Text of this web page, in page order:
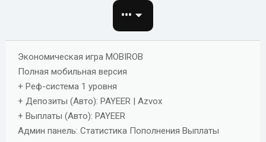
н
и
я
•••
Экономическая игра MOBIROB
Полная мобильная версия
+ Реф-система 1 уровня
+ Депозиты (Авто): PAYEER | Azvox
+ Выплаты (Авто): PAYEER
Админ панель: Статистика Пополнения Выплаты